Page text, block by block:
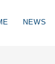
NEWS